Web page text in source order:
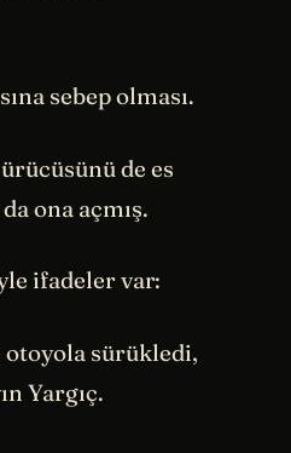
sebep olması.
de es
ona açmış.
ifadeler var:
otoyola sürükledi,
Yargıç.